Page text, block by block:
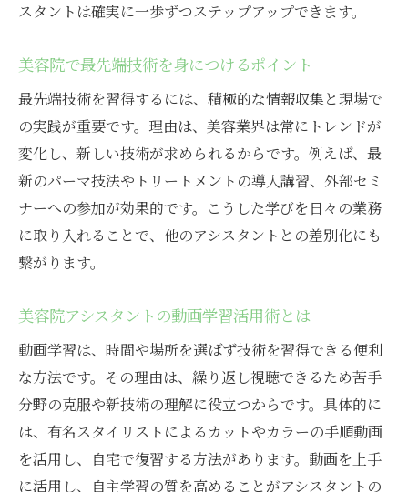
スタントは確実に一歩ずつステップアップできます。
美容院で最先端技術を身につけるポイント
最先端技術を習得するには、積極的な情報収集と現場で
の実践が重要です。理由は、美容業界は常にトレンドが
変化し、新しい技術が求められるからです。例えば、最
新のパーマ技法やトリートメントの導入講習、外部セミ
ナーへの参加が効果的です。こうした学びを日々の業務
に取り入れることで、他のアシスタントとの差別化にも
繋がります。
美容院アシスタントの動画学習活用術とは
動画学習は、時間や場所を選ばず技術を習得できる便利
な方法です。その理由は、繰り返し視聴できるため苦手
分野の克服や新技術の理解に役立つからです。具体的に
は、有名スタイリストによるカットやカラーの手順動画
を活用し、自宅で復習する方法があります。動画を上手
に活用し、自主学習の質を高めることがアシスタントの